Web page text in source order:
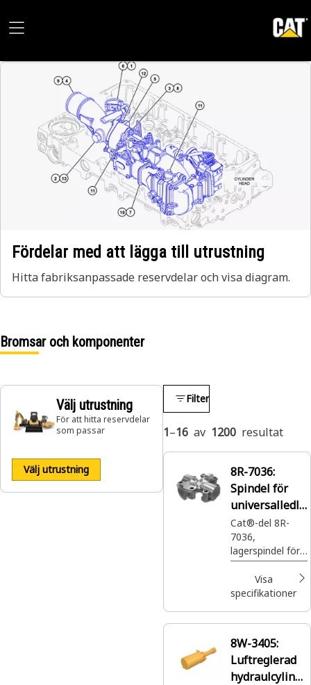
Fördelar med att lägga till utrustning
Hitta fabriksanpassade reservdelar och visa diagram.
Bromsar och komponenter
Välj utrustning
För att hitta reservdelar
som passar
Välj utrustning
Filter
1–16 av 1200 resultat
8R-7036:
Spindel för
universalledla
ger
Cat®-del 8R-
7036,
lagerspindel för
universalled,
överför
rotationsrörelse
korsande axlar.
Visa
specifikationer
8W-3405:
Luftreglerad
hydraulcylinde